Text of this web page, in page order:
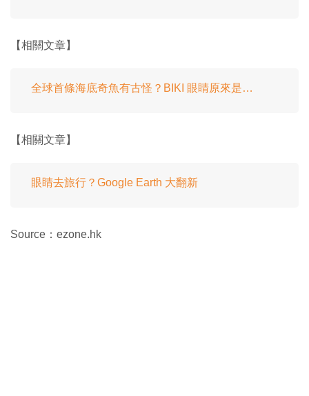
【相關文章】
全球首條海底奇魚有古怪？BIKI 眼睛原來是…
【相關文章】
眼睛去旅行？Google Earth 大翻新
Source：ezone.hk